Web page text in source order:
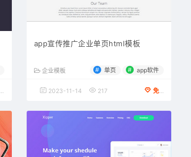
app宣传推广企业单页html模板
企业模板 # 单页 # app软件
2023-11-14 217 免费下载